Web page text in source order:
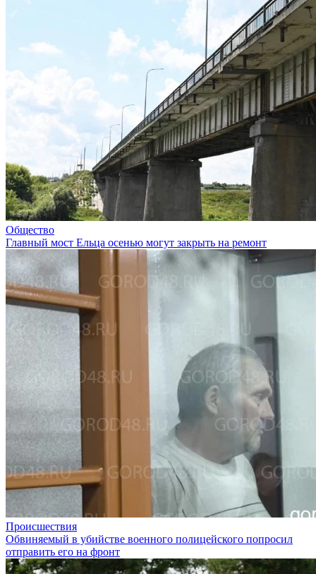
Общество
Главный мост Ельца осенью могут закрыть на ремонт
Происшествия
Обвиняемый в убийстве военного полицейского попросил
отправить его на фронт